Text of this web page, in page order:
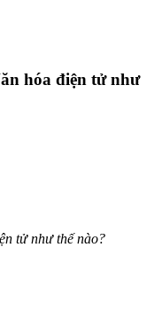
hóa điện tử như
tử như thế nào?